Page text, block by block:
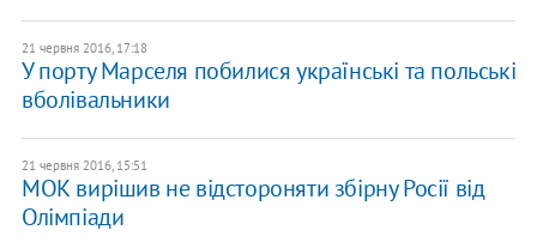
21 червня 2016, 17:18
У порту Марселя побилися українські та польські
вболівальники
21 червня 2016, 15:51
МОК вирішив не відстороняти збірну Росії від
Олімпіади